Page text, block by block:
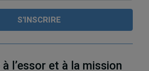
l’essor et à la mission